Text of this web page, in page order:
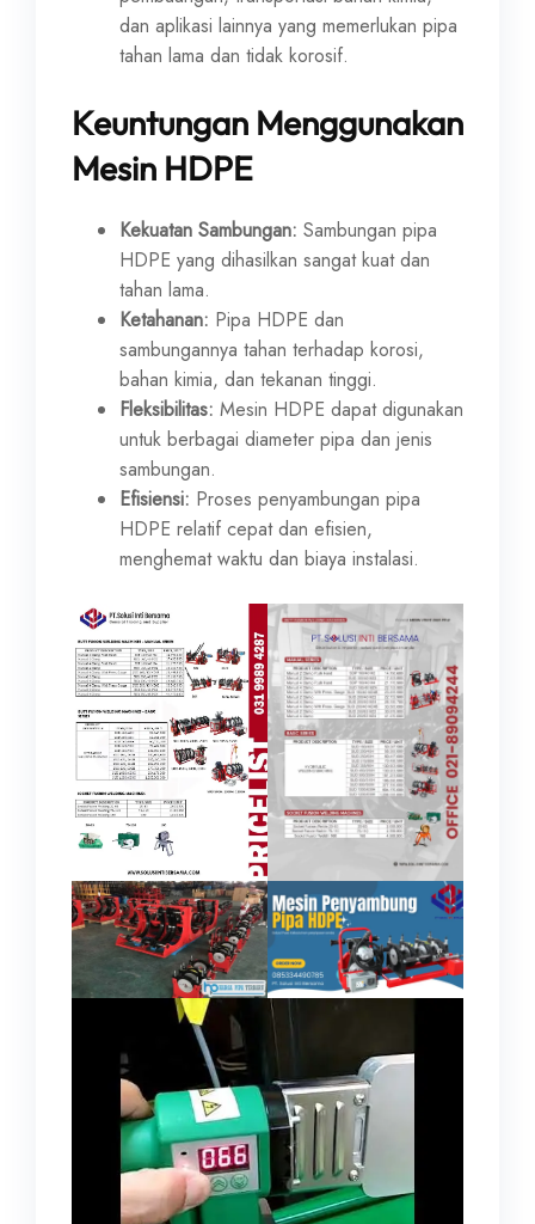
dan aplikasi lainnya yang memerlukan pipa
tahan lama dan tidak korosif.
Keuntungan Menggunakan
Mesin HDPE
Kekuatan Sambungan: Sambungan pipa
HDPE yang dihasilkan sangat kuat dan
tahan lama.
Ketahanan: Pipa HDPE dan
sambungannya tahan terhadap korosi,
bahan kimia, dan tekanan tinggi.
Fleksibilitas: Mesin HDPE dapat digunakan
untuk berbagai diameter pipa dan jenis
sambungan.
Efisiensi: Proses penyambungan pipa
HDPE relatif cepat dan efisien,
menghemat waktu dan biaya instalasi.